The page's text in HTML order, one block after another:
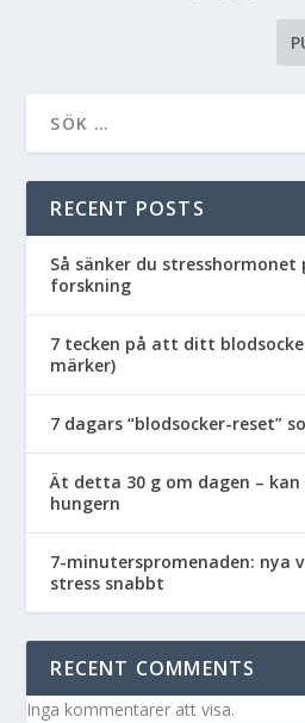
RECENT POSTS
Så sänker du stresshormonet
forskning
7 tecken på att ditt
märker)
7 dagars “blodsocker-reset”
Ät detta 30 g om dagen –
hungern
7-minuterspromenaden: nya
stress snabbt
RECENT COMMENTS
Inga kommentarer att visa.